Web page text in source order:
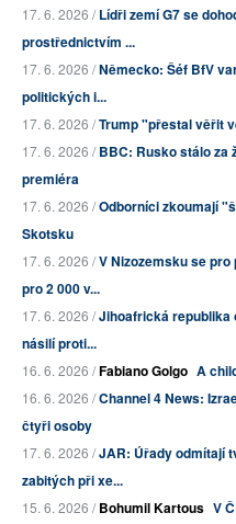
17. 6. 2026 /Lídři zemí G7 se
prostřednictvím ...
17. 6. 2026 /Německo: Šéf BfV
politických i...
17. 6. 2026 /Trump "přestal věřit
17. 6. 2026 /BBC: Rusko stálo
premiéra
17. 6. 2026 /Odborníci zkoumají
Skotsku
17. 6. 2026 /V Nizozemsku se
pro 2 000 v...
17. 6. 2026 /Jihoafrická republika
násilí proti...
16. 6. 2026 /Fabiano Golgo A
16. 6. 2026 /Channel 4 News:
čtyři osoby
17. 6. 2026 /JAR: Úřady odmítají
zabitých při xe...
15. 6. 2026 /Bohumil Kartous V